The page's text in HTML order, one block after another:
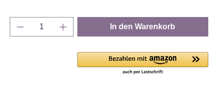
Produkt Anzahl: Gib den gewünschten
In den Warenkorb